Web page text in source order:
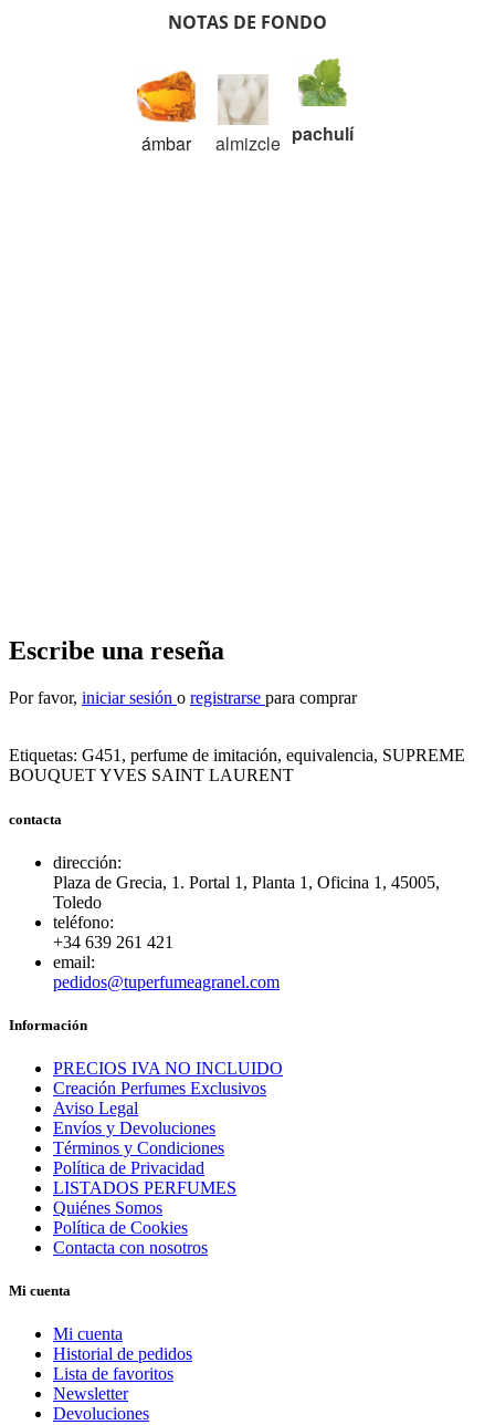
NOTAS DE FONDO
ámbar almizcle pachulí
Escribe una reseña
Por favor, iniciar sesión o registrarse para comprar
Etiquetas: G451, perfume de imitación, equivalencia, SUPREME
BOUQUET YVES SAINT LAURENT
contacta
dirección:
Plaza de Grecia, 1. Portal 1, Planta 1, Oficina 1, 45005,
Toledo
teléfono:
+34 639 261 421
email:
pedidos@tuperfumeagranel.com
Información
PRECIOS IVA NO INCLUIDO
Creación Perfumes Exclusivos
Aviso Legal
Envíos y Devoluciones
Términos y Condiciones
Política de Privacidad
LISTADOS PERFUMES
Quiénes Somos
Política de Cookies
Contacta con nosotros
Mi cuenta
Mi cuenta
Historial de pedidos
Lista de favoritos
Newsletter
Devoluciones